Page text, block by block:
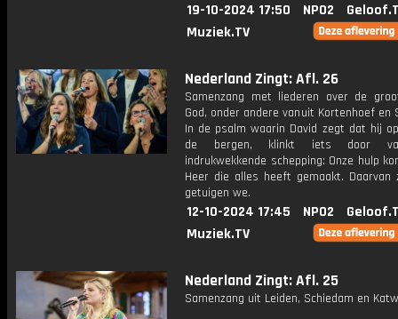
19-10-2024 17:50 NPO2
Muziek.TV
Nederland Zingt: Afl. 26
Samenzang met liederen over de
God, onder andere vanuit Kortenhoef en
In de psalm waarin David zegt dat hij
de bergen, klinkt iets door
indrukwekkende schepping: Onze hulp
Heer die alles heeft gemaakt. Daarvan
getuigen we.
12-10-2024 17:45 NPO2
Muziek.TV
Nederland Zingt: Afl. 25
Samenzang uit Leiden, Schiedam en